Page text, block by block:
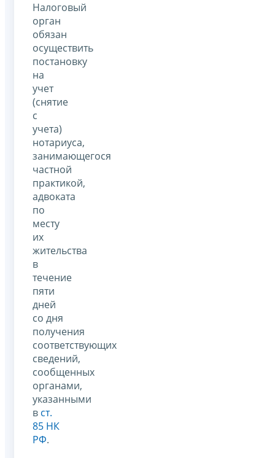
Налоговый
орган
обязан
осуществить
постановку
на
учет
(снятие
с
учета)
нотариуса,
занимающегося
частной
практикой,
адвоката
по
месту
их
жительства
в
течение
пяти
дней
со дня
получения
соответствующих
сведений,
сообщенных
органами,
указанными
в ст.
85 НК
РФ.